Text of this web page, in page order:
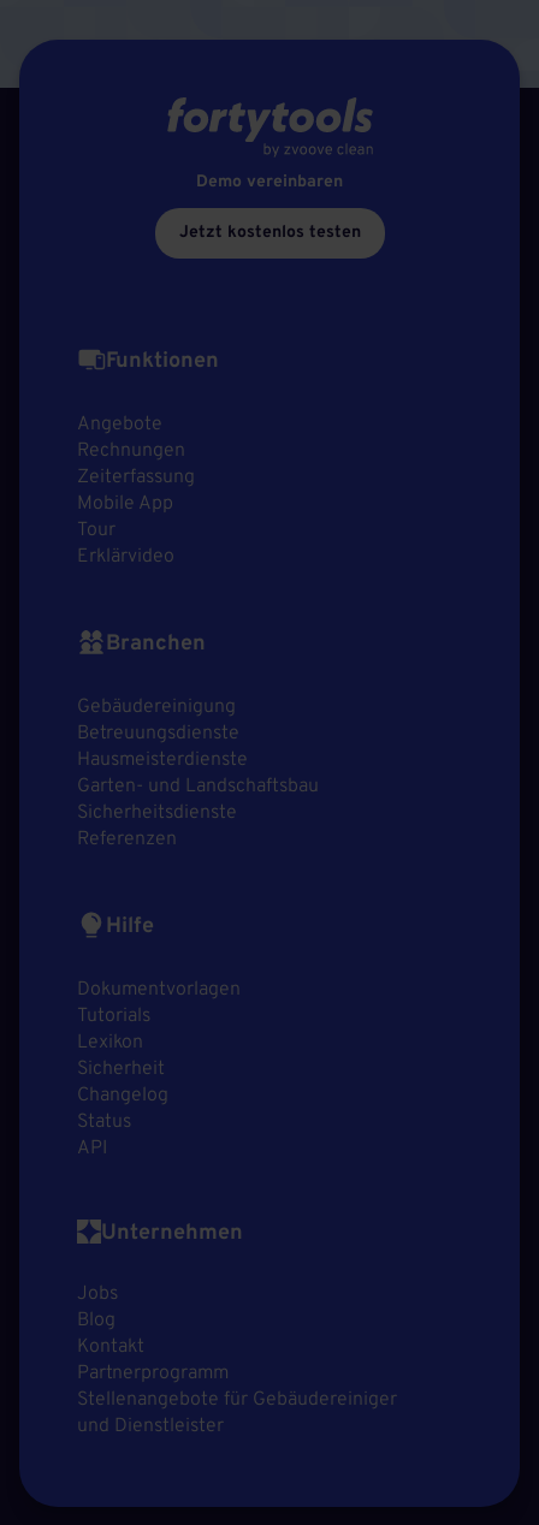
Demo vereinbaren
Jetzt kostenlos testen
Funktionen
Angebote
Rechnungen
Zeiterfassung
Mobile App
Tour
Erklärvideo
Branchen
Gebäudereinigung
Betreuungsdienste
Hausmeisterdienste
Garten- und Landschaftsbau
Sicherheitsdienste
Referenzen
Hilfe
Dokumentvorlagen
Tutorials
Lexikon
Sicherheit
Changelog
Status
API
Unternehmen
Jobs
Blog
Kontakt
Partnerprogramm
Stellenangebote für Gebäudereiniger
und Dienstleister